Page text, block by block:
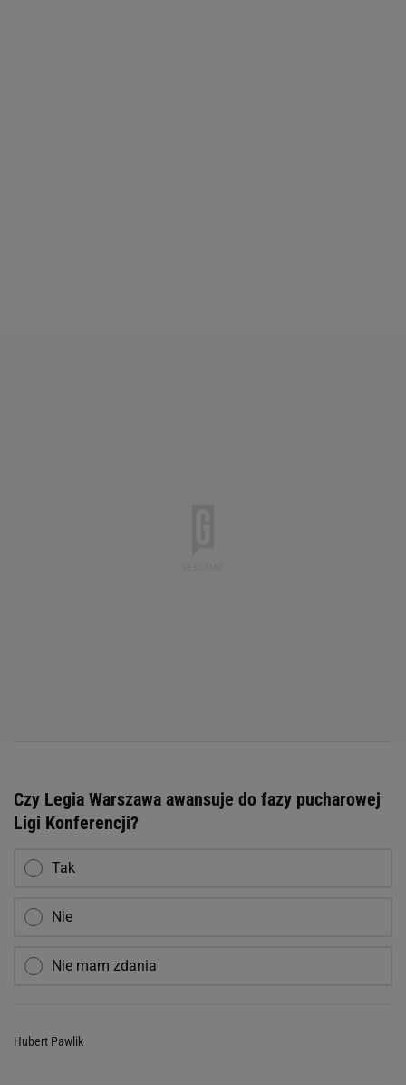
Czy Legia Warszawa awansuje do fazy pucharowej
Ligi Konferencji?
Tak
Nie
Nie mam zdania
Hubert Pawlik